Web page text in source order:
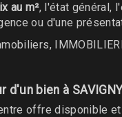
au m², l'état général,
ou d'une
bien à
offre disponible